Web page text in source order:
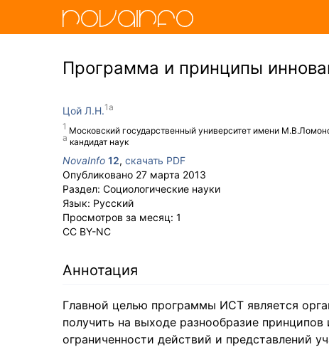
Программа и принципы
Цой Л.Н.
Московский государственный университет имени
кандидат наук
NovaInfo 12, скачать PDF
Опубликовано 27 марта 2013
Раздел: Социологические науки
Язык: Русский
Просмотров за месяц: 1
CC BY-NC
Аннотация
Главной целью программы ИСТ является
получить на выходе разнообразие
ограниченности действий и представлений